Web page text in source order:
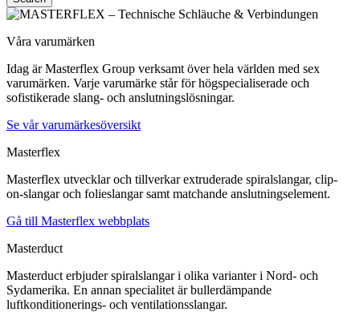
Våra varumärken
Idag är Masterflex Group verksamt över hela världen med sex
varumärken. Varje varumärke står för högspecialiserade och
sofistikerade slang- och anslutningslösningar.
Se vår varumärkesöversikt
Masterflex
Masterflex utvecklar och tillverkar extruderade spiralslangar, clip-
on-slangar och folieslangar samt matchande anslutningselement.
Gå till Masterflex webbplats
Masterduct
Masterduct erbjuder spiralslangar i olika varianter i Nord- och
Sydamerika. En annan specialitet är bullerdämpande
luftkonditionerings- och ventilationsslangar.